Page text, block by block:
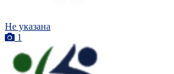
Не указана
1